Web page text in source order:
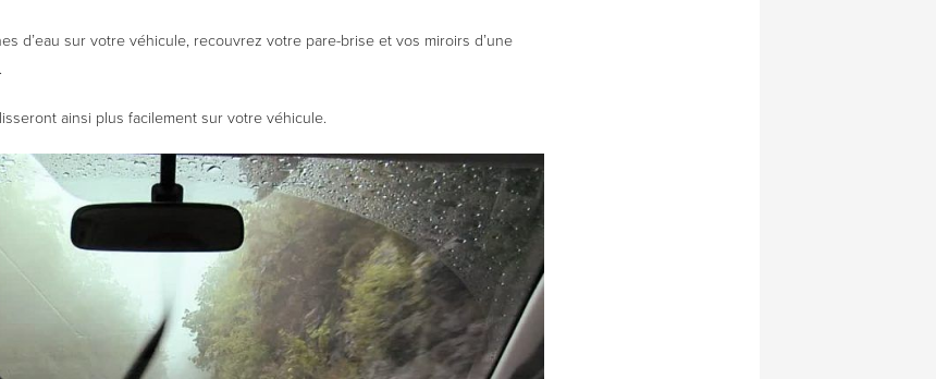
d’eau sur votre véhicule, recouvrez votre pare-brise et vos miroirs d’une
ainsi plus facilement sur votre véhicule.